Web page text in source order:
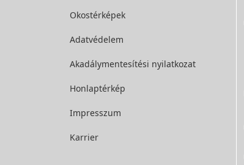
Okostérképek
Adatvédelem
Akadálymentesítési nyilatkozat
Honlaptérkép
Impresszum
Karrier